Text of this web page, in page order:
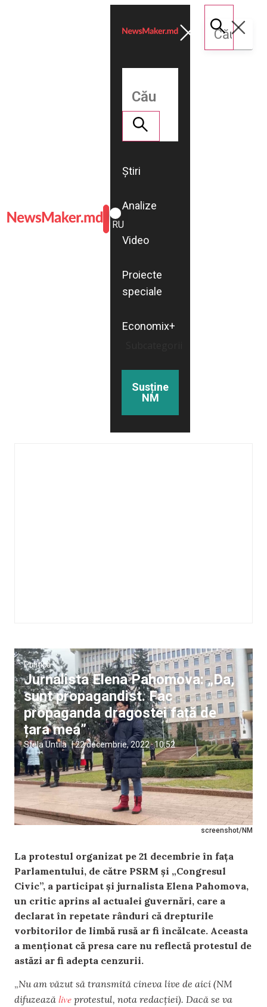
ROMÂNĂ
RU
Știri
Analize
Video
Proiecte
speciale
Economix+
Susține
NM
screenshot/NM
Politică
Jurnalista Elena Pahomova: „Da,
sunt propagandist. Fac
propaganda dragostei față de
țara mea”
Stela Untila |22 decembrie, 2022 10:52
La protestul organizat pe 21 decembrie în fața
Parlamentului, de către PSRM și „Congresul
Civic”, a participat și jurnalista Elena Pahomova,
un critic aprins al actualei guvernări, care a
declarat în repetate rânduri că drepturile
vorbitorilor de limbă rusă ar fi încălcate. Aceasta
a menționat că presa care nu reflectă protestul de
astăzi ar fi adepta cenzurii.
„Nu am văzut să transmită cineva live de aici (NM
difuzează live protestul, nota redacției). Dacă se va